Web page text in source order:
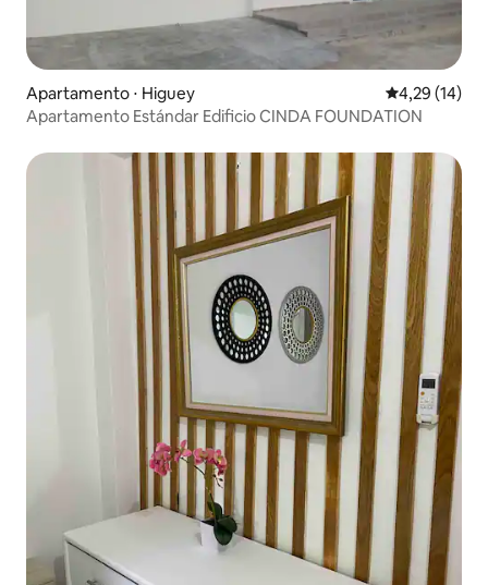
Apartamento ⋅ Higuey 4,29 de uma
4,29 (14)
Apartamento Estándar Edificio CINDA FOUNDATION